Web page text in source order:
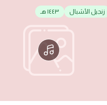
زنجيل الأشبال ١٤٤٣ هـ